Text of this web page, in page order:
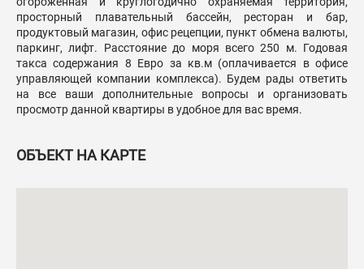
просторный плавательный бассейн, ресторан и бар,
продуктовый магазин, офис рецепции, пункт обмена валюты,
паркинг, лифт. Расстояние до моря всего 250 м. Годовая
такса содержания 8 Евро за кв.м (оплачивается в офисе
управляющей компании комплекса). Будем рады ответить
на все ваши дополнительные вопросы и организовать
просмотр данной квартиры в удобное для вас время.
ОБЪЕКТ НА КАРТЕ